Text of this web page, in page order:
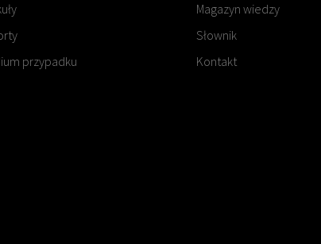
przypadku
Magazyn wiedzy
Słownik
Kontakt